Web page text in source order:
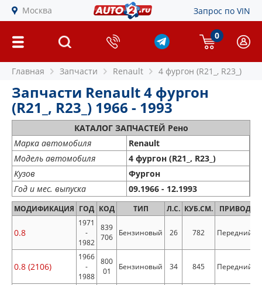
Москва Запрос по VIN
0
Главная Запчасти Renault 4 фургон (R21_, R23_)
Запчасти Renault 4 фургон
(R21_, R23_) 1966 - 1993
КАТАЛОГ ЗАПЧАСТЕЙ Рено
Марка автомобиля
Renault
Модель автомобиля
4 фургон (R21_, R23_)
Кузов
Фургон
Год и мес. выпуска
09.1966 - 12.1993
МОДИФИКАЦИЯ ГОД КОД ТИП Л.С. КУБ.СМ. ПРИВОД
0.8
1971
-
1982
839
706
Бензиновый 26 782 Передний
0.8 (2106)
1966
-
1988
800
01
Бензиновый 34 845 Передний